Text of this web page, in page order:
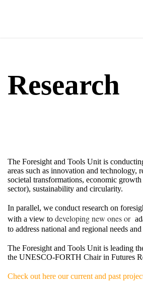
Research
The Foresight and Tools Unit is
areas such as innovation and technology,
societal transformations, economic
sector), sustainability and circularity.
In parallel, we conduct research on
with a view to developing new ones or
to address national and regional needs
The Foresight and Tools Unit is leading
the UNESCO-FORTH Chair in Futures
Check out here our current and past